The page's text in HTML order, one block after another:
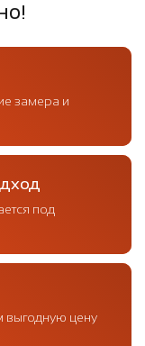
замера и
под
выгодную цену